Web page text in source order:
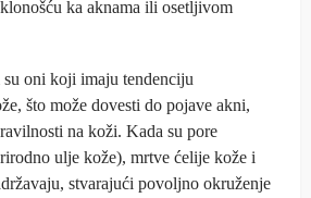
ka aknama ili osetljivom
oni koji imaju tendenciju
što može dovesti do pojave akni,
na koži. Kada su pore
ulje kože), mrtve ćelije kože i
stvarajući povoljno okruženje